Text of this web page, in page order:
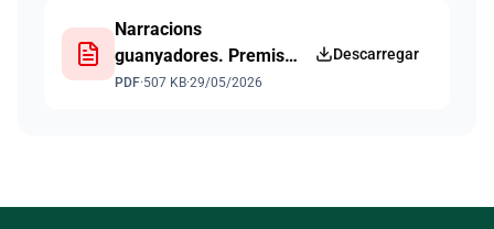
Narracions
guanyadores. Premis
Ploma de ferro 2026
PDF·507 KB·29/05/2026
Descarregar